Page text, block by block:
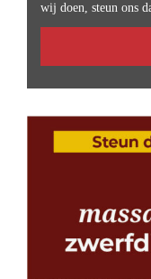
wij doen, steun ons